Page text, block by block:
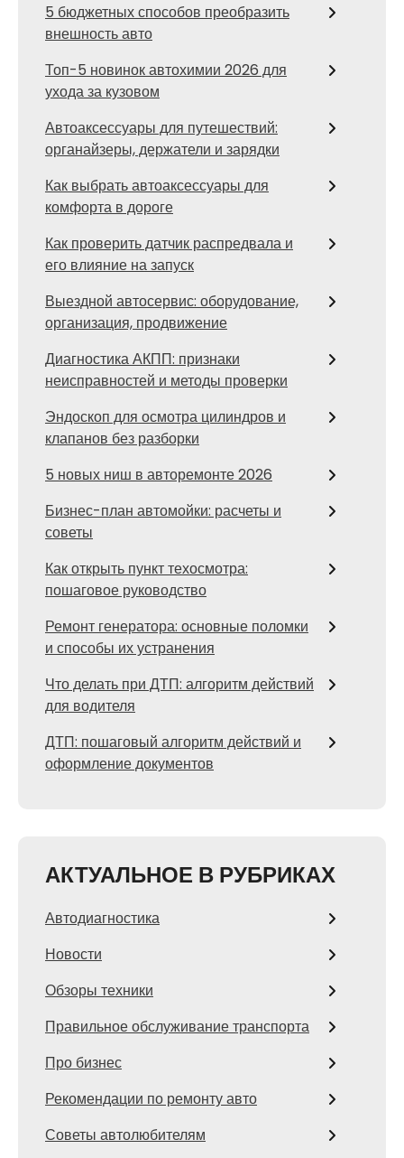
5 бюджетных способов преобразить
внешность авто
Топ-5 новинок автохимии 2026 для
ухода за кузовом
Автоаксессуары для путешествий:
органайзеры, держатели и зарядки
Как выбрать автоаксессуары для
комфорта в дороге
Как проверить датчик распредвала и
его влияние на запуск
Выездной автосервис: оборудование,
организация, продвижение
Диагностика АКПП: признаки
неисправностей и методы проверки
Эндоскоп для осмотра цилиндров и
клапанов без разборки
5 новых ниш в авторемонте 2026
Бизнес-план автомойки: расчеты и
советы
Как открыть пункт техосмотра:
пошаговое руководство
Ремонт генератора: основные поломки
и способы их устранения
Что делать при ДТП: алгоритм действий
для водителя
ДТП: пошаговый алгоритм действий и
оформление документов
АКТУАЛЬНОЕ В РУБРИКАХ
Автодиагностика
Новости
Обзоры техники
Правильное обслуживание транспорта
Про бизнес
Рекомендации по ремонту авто
Советы автолюбителям